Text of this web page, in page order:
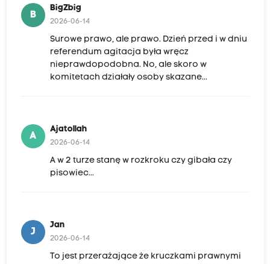
B
BigZbig
2026-06-14
Surowe prawo, ale prawo. Dzień przed i w dniu
referendum agitacja była wręcz
nieprawdopodobna. No, ale skoro w
komitetach działały osoby skazane...
A
Ajatollah
2026-06-14
A w 2 turze stanę w rozkroku czy gibała czy
pisowiec...
J
Jan
2026-06-14
To jest przerażające że kruczkami prawnymi